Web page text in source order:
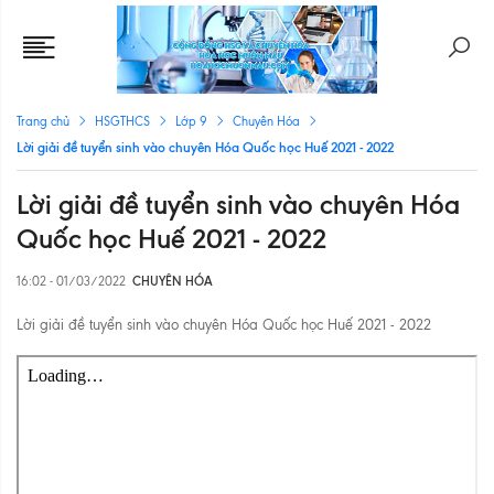
Trang chủ HSGTHCS Lớp 9 Chuyên Hóa
Lời giải đề tuyển sinh vào chuyên Hóa Quốc học Huế 2021 - 2022
Lời giải đề tuyển sinh vào chuyên Hóa
Quốc học Huế 2021 - 2022
16:02 - 01/03/2022 CHUYÊN HÓA
Lời giải đề tuyển sinh vào chuyên Hóa Quốc học Huế 2021 - 2022